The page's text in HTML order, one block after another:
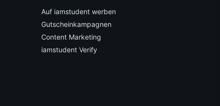
Auf iamstudent werben
Gutscheinkampagnen
Content Marketing
iamstudent Verify